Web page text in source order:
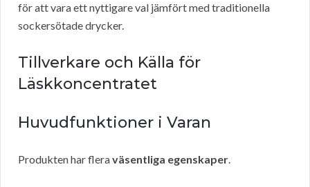
för att vara ett nyttigare val jämfört med traditionella
sockersötade drycker.
Tillverkare och Källa för
Läskkoncentratet
Huvudfunktioner i Varan
Produkten har fleraväsentliga egenskaper.